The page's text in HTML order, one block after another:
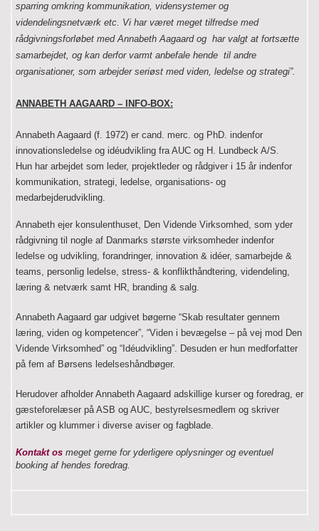
sparring omkring kommunikation, vidensystemer og
videndelingsnetværk etc. Vi har været meget tilfredse med
rådgivningsforløbet med Annabeth Aagaard og har valgt at fortsætte
samarbejdet, og kan derfor varmt anbefale hende til andre
organisationer, som arbejder seriøst med viden, ledelse og strategi”.
ANNABETH AAGAARD – INFO-BOX:
Annabeth Aagaard (f. 1972) er cand. merc. og PhD. indenfor
innovationsledelse og idéudvikling fra AUC og H. Lundbeck A/S.
Hun har arbejdet som leder, projektleder og rådgiver i 15 år indenfor
kommunikation, strategi, ledelse, organisations- og
medarbejderudvikling.
Annabeth ejer konsulenthuset, Den Vidende Virksomhed, som yder
rådgivning til nogle af Danmarks største virksomheder indenfor
ledelse og udvikling, forandringer, innovation & idéer, samarbejde &
teams, personlig ledelse, stress- & konflikthåndtering, videndeling,
læring & netværk samt HR, branding & salg.
Annabeth Aagaard gar udgivet bøgerne “Skab resultater gennem
læring, viden og kompetencer”, “Viden i bevægelse – på vej mod Den
Vidende Virksomhed” og “Idéudvikling”. Desuden er hun medforfatter
på fem af Børsens ledelseshåndbøger.
Herudover afholder Annabeth Aagaard adskillige kurser og foredrag, er
gæsteforelæser på ASB og AUC, bestyrelsesmedlem og skriver
artikler og klummer i diverse aviser og fagblade.
Kontakt os meget gerne for yderligere oplysninger og eventuel
booking af hendes foredrag.